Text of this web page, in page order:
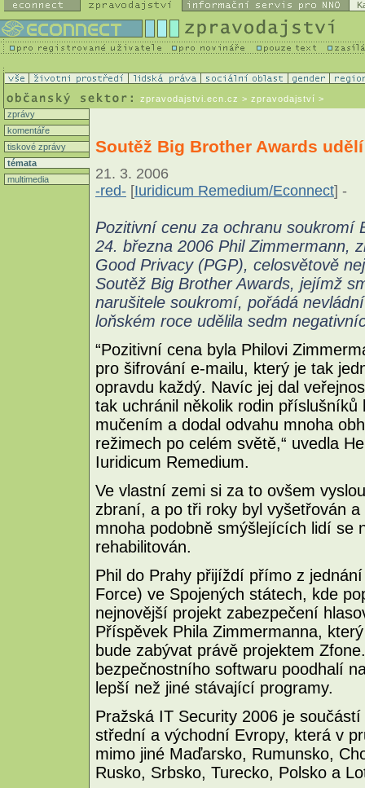
zpravodajstvi.ecn.cz > zpravodajství >
zprávy
komentáře
tiskové zprávy
témata
multimedia
Soutěž Big Brother Awards
21. 3. 2006
-red- [Iuridicum Remedium/Econnect] -
Pozitivní cenu za ochranu soukromí
24. března 2006 Phil Zimmermann,
Good Privacy (PGP), celosvětově
Soutěž Big Brother Awards, jejímž
narušitele soukromí, pořádá
loňském roce udělila sedm
“Pozitivní cena byla Philovi
pro šifrování e-mailu, který je tak
opravdu každý. Navíc jej dal
tak uchránil několik rodin
mučením a dodal odvahu mnoha
režimech po celém světě,“ uvedla
Iuridicum Remedium.
Ve vlastní zemi si za to ovšem
zbraní, a po tři roky byl vyšetřován
mnoha podobně smýšlejících lidí se
rehabilitován.
Phil do Prahy přijíždí přímo z
Force) ve Spojených státech, kde
nejnovější projekt zabezpečení
Příspěvek Phila Zimmermanna,
bude zabývat právě projektem
bezpečnostního softwaru poodhalí
lepší než jiné stávající programy.
Pražská IT Security 2006 je
střední a východní Evropy, která v
mimo jiné Maďarsko, Rumunsko,
Rusko, Srbsko, Turecko, Polsko a